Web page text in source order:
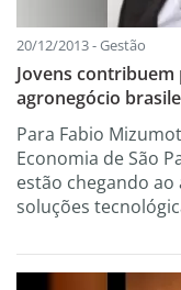
20/12/2013 - Gestão
Jovens
agronegócio
Para Fabio
Economia de São
estão chegando
soluções